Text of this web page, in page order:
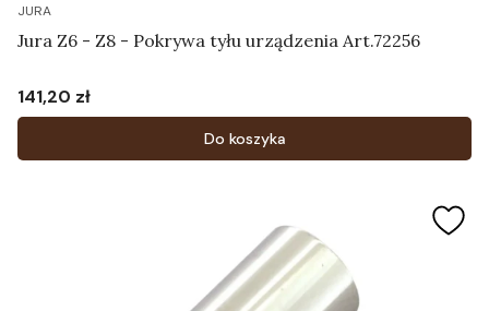
JURA
Jura Z6 - Z8 - Pokrywa tyłu urządzenia Art.72256
Cena
141,20 zł
Do koszyka